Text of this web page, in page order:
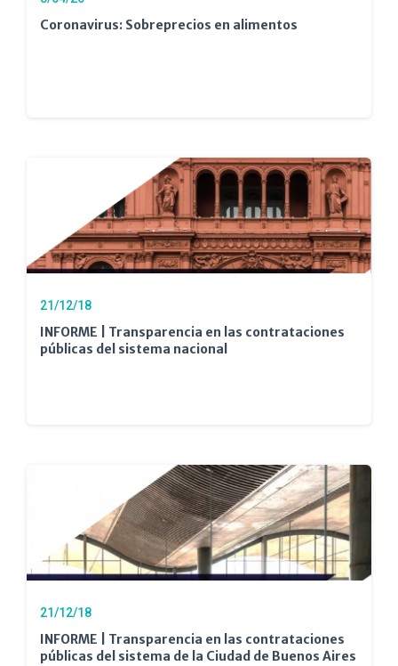
Coronavirus: Sobreprecios en alimentos
21/12/18
INFORME | Transparencia en las contrataciones
públicas del sistema nacional
21/12/18
INFORME | Transparencia en las contrataciones
públicas del sistema de la Ciudad de Buenos Aires